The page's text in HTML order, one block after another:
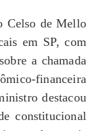
Celso de Mello
em SP, com
a chamada
financeira
destacou
constitucional